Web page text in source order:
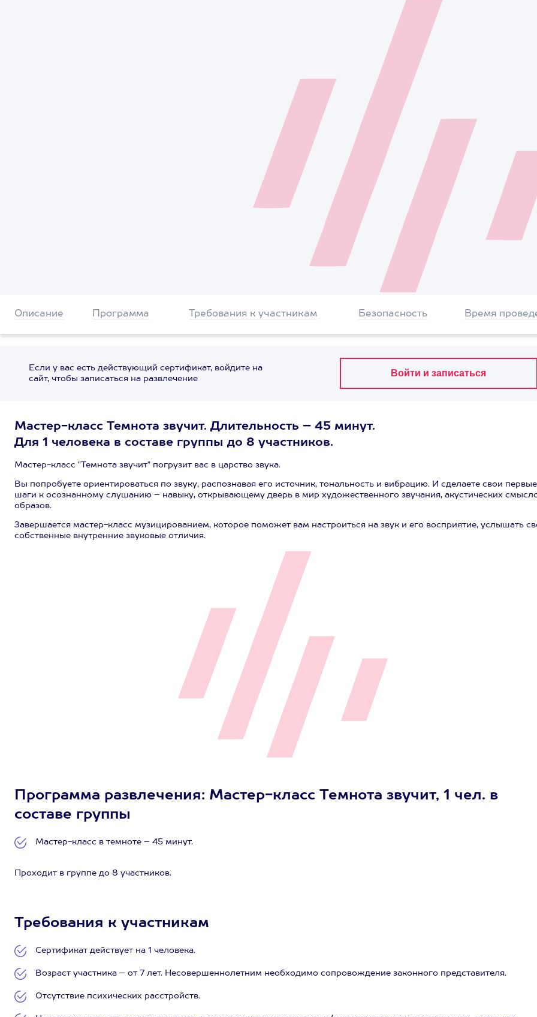
Описание Программа Требования к участникам Безопасность Время
Если у вас есть действующий сертификат, войдите на
сайт, чтобы записаться на развлечение
Мастер-класс Темнота звучит. Длительность – 45 минут.
Для 1 человека в составе группы до 8 участников.
Мастер-класс "Темнота звучит" погрузит вас в царство звука.
Вы попробуете ориентироваться по звуку, распознавая его источник, тональность и вибрацию. И сделаете свои первые
шаги к осознанному слушанию – навыку, открывающему дверь в мир художественного звучания, акустических
образов.
Завершается мастер-класс музицированием, которое поможет вам настроиться на звук и его восприятие, услышать
собственные внутренние звуковые отличия.
Программа развлечения: Мастер-класс Темнота звучит, 1 чел. в
составе группы
Мастер-класс в темноте – 45 минут.
Проходит в группе до 8 участников.
Требования к участникам
Сертификат действует на 1 человека.
Возраст участника – от 7 лет. Несовершеннолетним необходимо сопровождение законного представителя.
Отсутствие психических расстройств.